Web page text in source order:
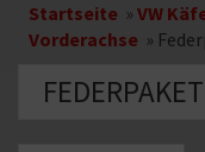
Startseite » VW
Vorderachse »
FEDERPAKET